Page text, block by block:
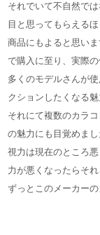
それでいて不自然で
目と思ってもらえる
商品にもよると思い
で購入に至り、実際
多くのモデルさんが
クションしたくなる魅
それにて複数のカラ
の魅力にも目覚めまし
視力は現在のところ
力が悪くなったらそ
ずっとこのメーカー